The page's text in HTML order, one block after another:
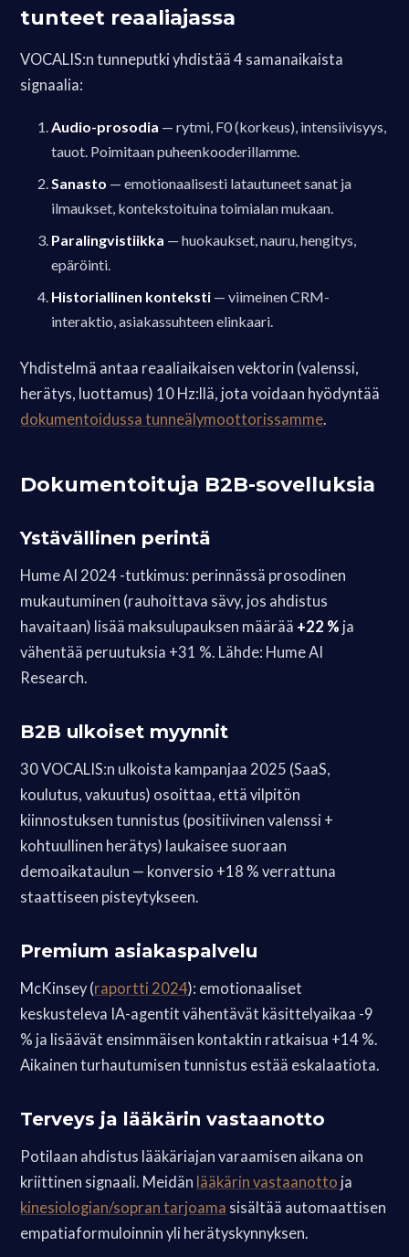
tunteet reaaliajassa
VOCALIS:n tunneputki yhdistää 4 samanaikaista
signaalia:
Audio-prosodia — rytmi, F0 (korkeus), intensiivisyys,
tauot. Poimitaan puheenkooderillamme.
Sanasto — emotionaalisesti latautuneet sanat ja
ilmaukset, kontekstoituina toimialan mukaan.
Paralingvistiikka — huokaukset, nauru, hengitys,
epäröinti.
Historiallinen konteksti — viimeinen CRM-
interaktio, asiakassuhteen elinkaari.
Yhdistelmä antaa reaaliaikaisen vektorin (valenssi,
herätys, luottamus) 10 Hz:llä, jota voidaan hyödyntää
dokumentoidussa tunneälymoottorissamme.
Dokumentoituja B2B-sovelluksia
Ystävällinen perintä
Hume AI 2024 -tutkimus: perinnässä prosodinen
mukautuminen (rauhoittava sävy, jos ahdistus
havaitaan) lisää maksulupauksen määrää +22 % ja
vähentää peruutuksia +31 %. Lähde: Hume AI
Research.
B2B ulkoiset myynnit
30 VOCALIS:n ulkoista kampanjaa 2025 (SaaS,
koulutus, vakuutus) osoittaa, että vilpitön
kiinnostuksen tunnistus (positiivinen valenssi +
kohtuullinen herätys) laukaisee suoraan
demoaikataulun — konversio +18 % verrattuna
staattiseen pisteytykseen.
Premium asiakaspalvelu
McKinsey (raportti 2024): emotionaaliset
keskusteleva IA-agentit vähentävät käsittelyaikaa -9
% ja lisäävät ensimmäisen kontaktin ratkaisua +14 %.
Aikainen turhautumisen tunnistus estää eskalaatiota.
Terveys ja lääkärin vastaanotto
Potilaan ahdistus lääkäriajan varaamisen aikana on
kriittinen signaali. Meidän lääkärin vastaanotto ja
kinesiologian/sopran tarjoama sisältää automaattisen
empatiaformuloinnin yli herätyskynnyksen.